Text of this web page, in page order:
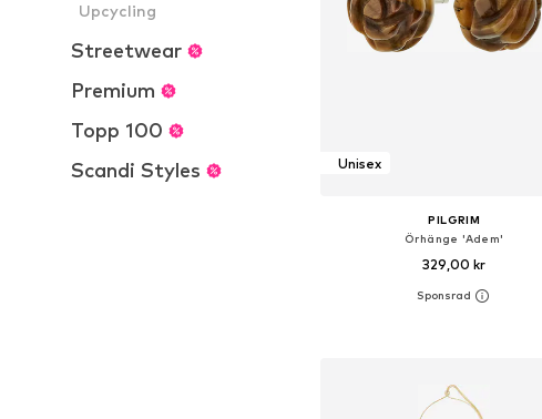
Upcycling
Streetwear
Premium
Topp 100
Scandi Styles
Unisex
PILGRIM
Örhänge 'Adem'
329,00 kr
Tillgängliga storlekar: One Size